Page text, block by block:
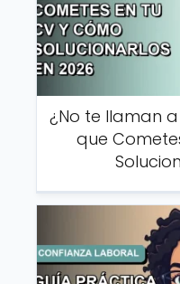
¿No te llaman
que